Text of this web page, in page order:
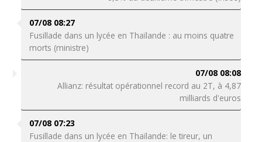
07/08 08:27
Fusillade dans un lycée en Thaïlande : au moins quatre
morts (ministre)
07/08 08:08
Allianz: résultat opérationnel record au 2T, à 4,87
milliards d'euros
07/08 07:23
Fusillade dans un lycée en Thaïlande: le tireur, un